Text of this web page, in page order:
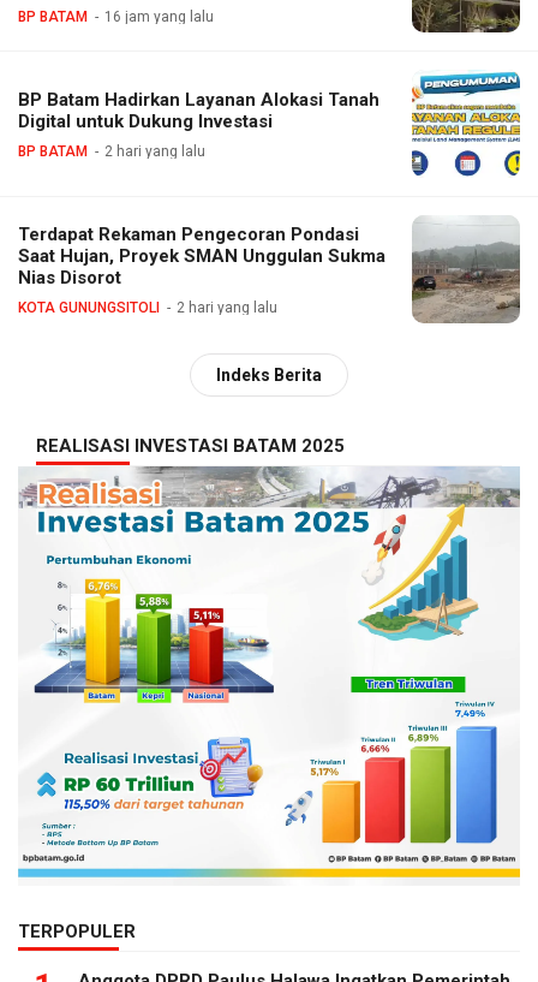
BP BATAM 16 jam yang lalu
BP Batam Hadirkan Layanan Alokasi Tanah
Digital untuk Dukung Investasi
BP BATAM 2 hari yang lalu
Terdapat Rekaman Pengecoran Pondasi
Saat Hujan, Proyek SMAN Unggulan Sukma
Nias Disorot
KOTA GUNUNGSITOLI 2 hari yang lalu
Indeks Berita
REALISASI INVESTASI BATAM 2025
TERPOPULER